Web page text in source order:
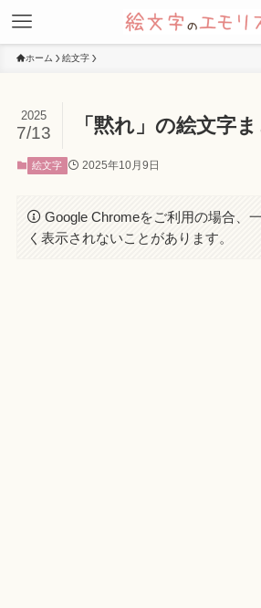
ホーム 絵文字
「黙れ」の絵文字ま
2025
7/13
絵文字 2025年10月9日
Google Chromeをご利用の場合、
く表示されないことがあります。